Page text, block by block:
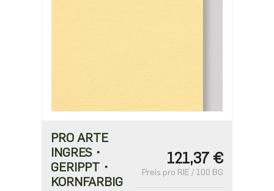
PRO ARTE
INGRES・
GERIPPT・
KORNFARBIG
121,37 €
Preis pro RIE / 100 BG